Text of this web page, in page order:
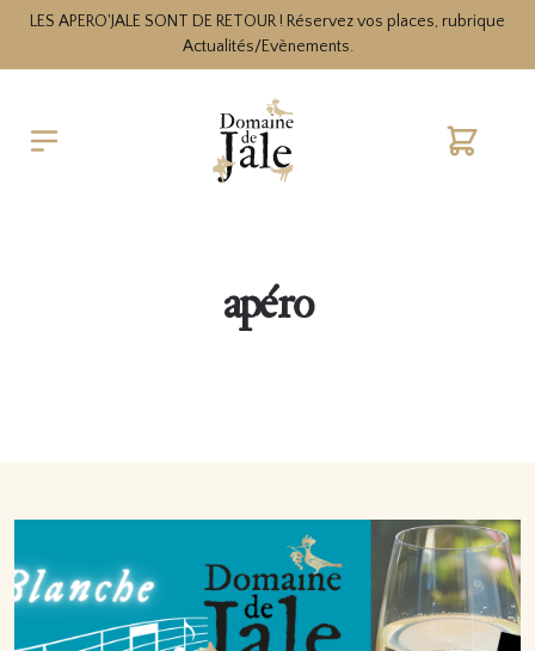
LES APERO'JALE SONT DE RETOUR ! Réservez vos places, rubrique
Actualités/Evènements.
Cart
apéro